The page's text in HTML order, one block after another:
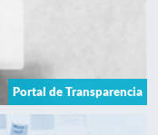
Portal de Transparencia